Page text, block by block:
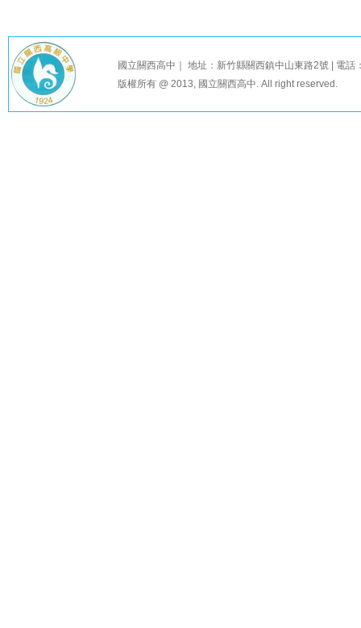
國立關西高中｜ 地址：新竹縣關西鎮中山東路2號 | 電
版權所有 @ 2013, 國立關西高中. All right reserved.